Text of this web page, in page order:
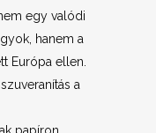
egy valódi
hanem a
Európa ellen.
a